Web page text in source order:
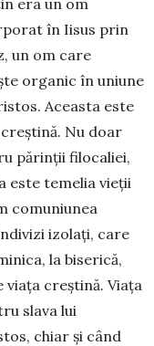
în Iisus prin
un om care
organic în uniune
Aceasta este
Nu doar
părinții filocaliei,
este temelia vieții
comuniunea
izolați, care
la biserică,
viața creștină. Viața
slava lui
chiar și când